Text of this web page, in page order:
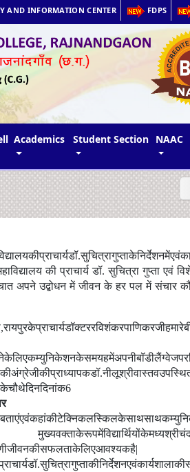
AND INFORMATION CENTER FDPS
Academics Student Section NAAC
कीप्राचार्यडॉ.सुचित्रागुप्ताकेनिर्देशनमेंएवं
की प्राचार्य डॉ.सुचित्रा गुप्ता एवं
अपने उद्बोधन में जीवन के हर पल में संचार
,रायपुरकेप्राचार्यडॉक्टररविशंकरपाणिकरजीहमारे
केलिएकम्युनिकेशनकेसमयहमेंअपनीबॉडीलैंग्वेजपर
कीअंग्रेजीकीप्राध्यापकडॉ.नीलूश्रीवास्तव
केचौथेदिनदिनांक
बताएंएवंकहांकीटेक्निकलस्किलकेसाथसाथ
मुख्यवक्ताकेरूपमेंविद्यार्थियोंकेमध्यश्री
जीवनकीसफलताकेलिएआवश्यकहै|
डॉ.सुचित्रागुप्ताकीनिर्देशनएवंकार्यशालाकी